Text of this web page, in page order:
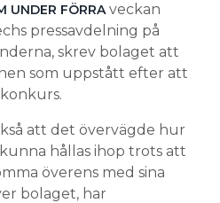
UNDER FÖRRAveckan
pressavdelning på
skrev bolaget att
som uppstått efter att
att det övervägde hur
hållas ihop trots att
överens med sina
bolaget, har